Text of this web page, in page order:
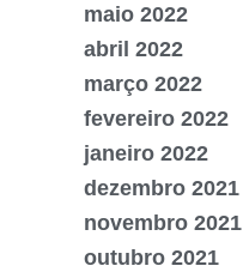
maio 2022
abril 2022
março 2022
fevereiro 2022
janeiro 2022
dezembro 2021
novembro 2021
outubro 2021